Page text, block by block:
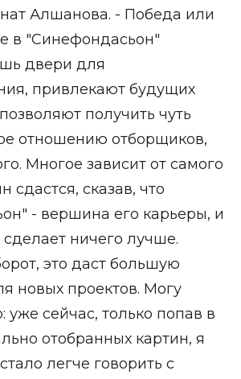
Алшанова. - Победа или
в "Синефондасьон"
двери для
привлекают будущих
получить чуть
отношению отборщиков,
Многое зависит от самого
сдастся, сказав, что
- вершина его карьеры, и
ничего лучше.
это даст большую
новых проектов. Могу
уже сейчас, только попав в
отобранных картин, я
легче говорить с